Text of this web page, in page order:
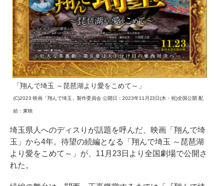
「翔んで埼玉 ～琵琶湖より愛をこめて～」
(C)2023 映画「翔んで埼玉」製作委員会 公開日：2023年11月23日(木・祝)全国公開 配
給：東映
埼玉県人へのディスりが話題を呼んだ、映画「翔んで埼
玉」から4年。待望の続編となる「翔んで埼玉 ～琵琶湖
より愛をこめて～」が、11月23日より全国劇場で公開さ
れた。